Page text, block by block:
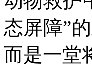
态屏障”
而是一堂